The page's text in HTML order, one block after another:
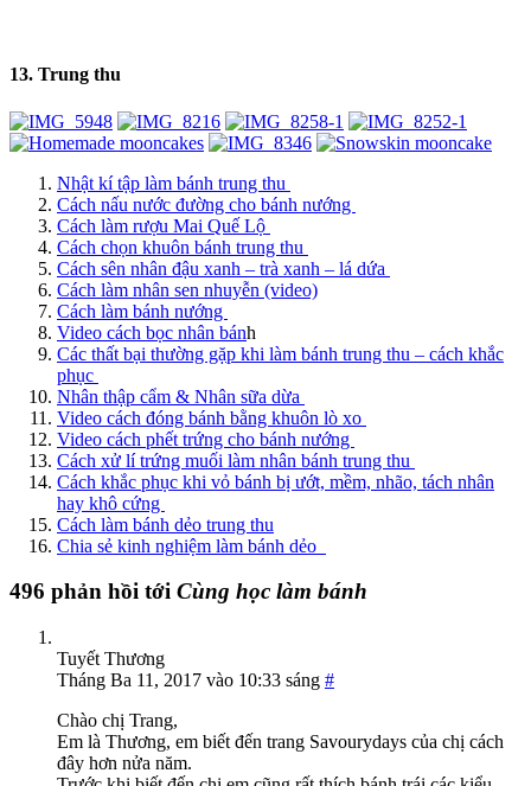
13. Trung thu
Nhật kí tập làm bánh trung thu
Cách nấu nước đường cho bánh nướng
Cách làm rượu Mai Quế Lộ
Cách chọn khuôn bánh trung thu
Cách sên nhân đậu xanh – trà xanh – lá dứa
Cách làm nhân sen nhuyễn (video)
Cách làm bánh nướng
Video cách bọc nhân bánh
Các thất bại thường gặp khi làm bánh trung thu – cách khắc
phục
Nhân thập cẩm & Nhân sữa dừa
Video cách đóng bánh bằng khuôn lò xo
Video cách phết trứng cho bánh nướng
Cách xử lí trứng muối làm nhân bánh trung thu
Cách khắc phục khi vỏ bánh bị ướt, mềm, nhão, tách nhân
hay khô cứng
Cách làm bánh dẻo trung thu
Chia sẻ kinh nghiệm làm bánh dẻo
496 phản hồi tới Cùng học làm bánh
Tuyết Thương
Tháng Ba 11, 2017 vào 10:33 sáng #
Chào chị Trang,
Em là Thương, em biết đến trang Savourydays của chị cách
đây hơn nửa năm.